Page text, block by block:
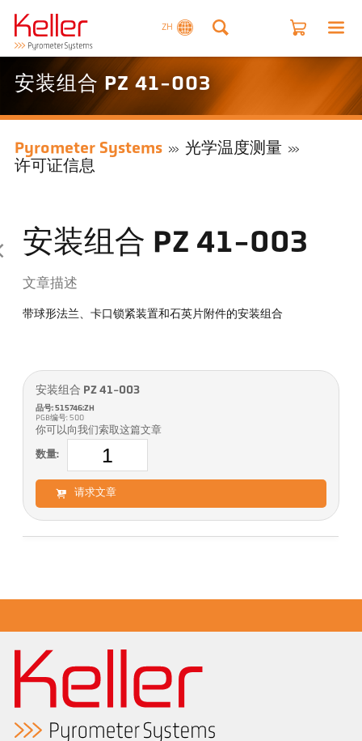
ZH
安装组合 PZ 41-003
Pyrometer Systems
光学温度测量
许可证信息
安装组合 PZ 41-003
文章描述
带球形法兰、卡口锁紧装置和石英片附件的安装组合
安装组合 PZ 41-003
品号: 515746:ZH
PGB编号: 500
你可以向我们索取这篇文章
数量:
请求文章